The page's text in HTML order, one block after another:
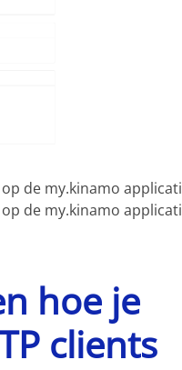
de my.kinamo
de my.kinamo
hoe je
clients